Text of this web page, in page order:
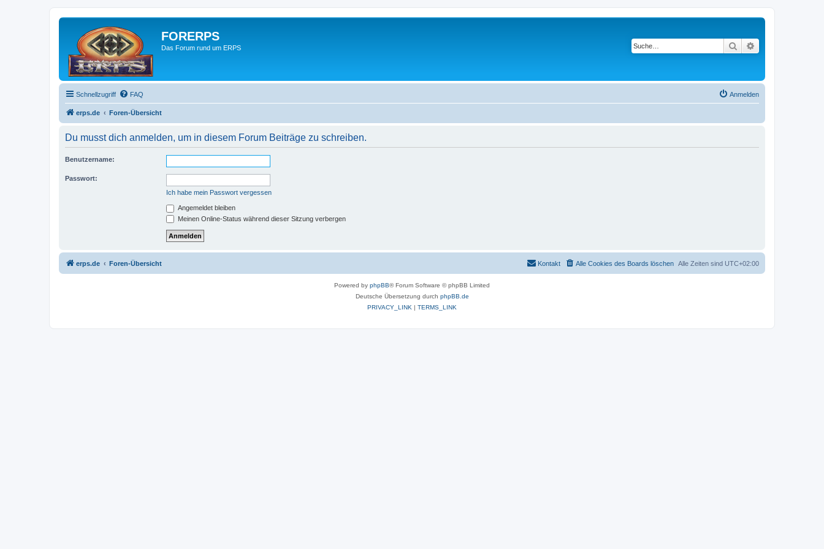
FORERPS
Das Forum rund um ERPS Suche
Schnellzugriff FAQ Anmelden
erps.de Foren-Übersicht
Du musst dich anmelden, um in diesem Forum Beiträge zu schreiben.
Benutzername:
Passwort:
Ich habe mein Passwort vergessen
Angemeldet bleiben
Meinen Online-Status während dieser Sitzung verbergen
erps.de Foren-Übersicht Alle Zeiten sind UTC+02:00
Alle Cookies des Boards löschen
Kontakt
Powered by phpBB® Forum Software © phpBB Limited
Deutsche Übersetzung durch phpBB.de
PRIVACY_LINK | TERMS_LINK